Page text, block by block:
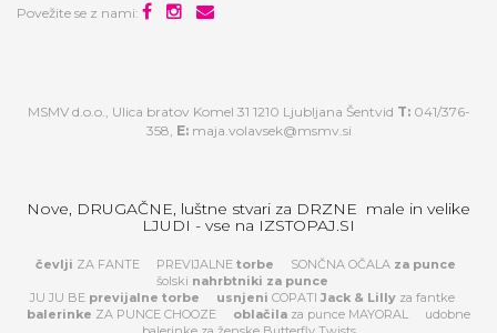
Povežite se z nami:
MSMV d.o.o., Ulica bratov Komel 31 1210 Ljubljana Šentvid T:041/376-
358, E: maja.volavsek@msmv.si
Nove, DRUGAČNE, luštne stvari za DRZNE male in velike
LJUDI - vse na IZSTOPAJ.SI
čevlji ZA FANTE PREVIJALNE torbe SONČNA OČALA za punce
šolski nahrbtniki za punce
JU JU BE previjalne torbe usnjeni COPATI Jack & Lillyza fantke
balerinke ZA PUNCE CHOOZE oblačila za punce MAYORAL
udobne